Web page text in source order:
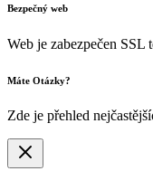
Bezpečný web
Web je zabezpečen SSL
Máte Otázky?
Zde je přehled